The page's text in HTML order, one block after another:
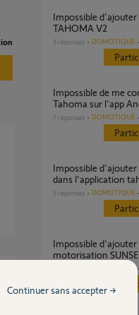
Impossible d'ajouter PAC HITACHI sur
TAHOMA V2
3 réponses DOMOTIQUE
Impossible de me connecter à mon compte
Tahoma sur l'app
7 réponses DOMOTIQUE
Impossible d'ajouter ma télécommande Amy
dans l'application
5 réponses DOMOTIQUE
Impossible d'ajouter mes stores extérieurs
motorisation
Continuer sans accepter →